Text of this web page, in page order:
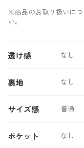
※商品のお取り扱いに
い。
透け感 なし
裏地 なし
サイズ感 普通
ポケット なし